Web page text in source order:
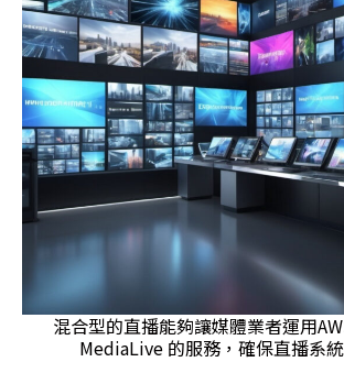
混合型的直播能夠讓媒體業者運用
MediaLive 的服務，確保直播系